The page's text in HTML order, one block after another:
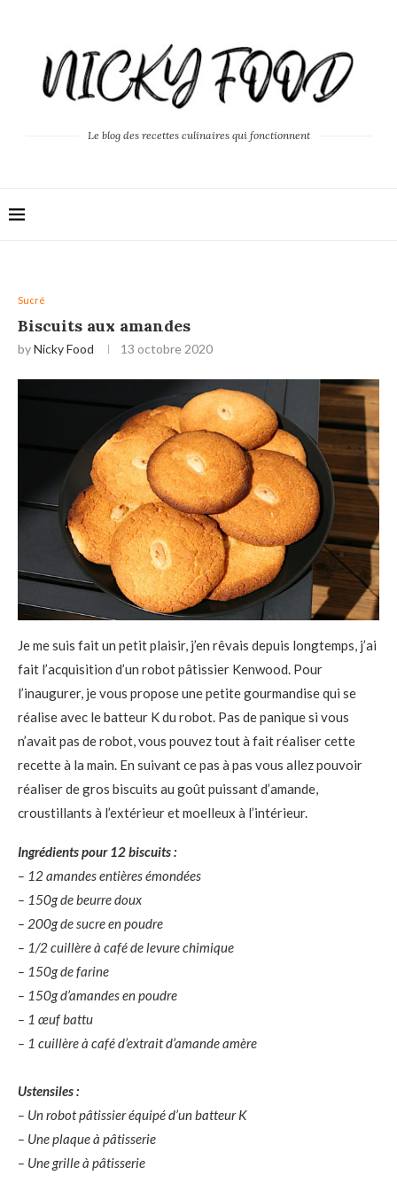
Le blog des recettes culinaires qui fonctionnent
Sucré
Biscuits aux amandes
byNicky Food 13 octobre 2020
Je me suis fait un petit plaisir, j’en rêvais depuis longtemps, j’ai
fait l’acquisition d’un robot pâtissier Kenwood. Pour
l’inaugurer, je vous propose une petite gourmandise qui se
réalise avec le batteur K du robot. Pas de panique si vous
n’avait pas de robot, vous pouvez tout à fait réaliser cette
recette à la main. En suivant ce pas à pas vous allez pouvoir
réaliser de gros biscuits au goût puissant d’amande,
croustillants à l’extérieur et moelleux à l’intérieur.
Ingrédients pour 12 biscuits :
– 12 amandes entières émondées
– 150g de beurre doux
– 200g de sucre en poudre
– 1/2 cuillère à café de levure chimique
– 150g de farine
– 150g d’amandes en poudre
– 1 œuf battu
– 1 cuillère à café d’extrait d’amande amère
Ustensiles :
– Un robot pâtissier équipé d’un batteur K
– Une plaque à pâtisserie
– Une grille à pâtisserie